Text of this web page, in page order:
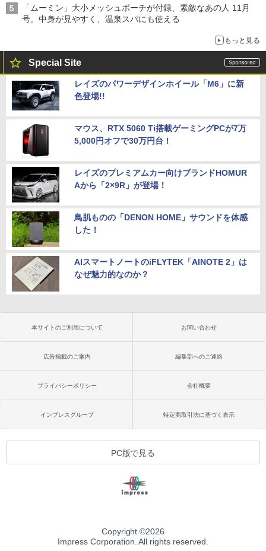
「ムーミン」大小メッシュポーチが付録、素敵なあの人 11月
号。中身が見やすく、温泉スパにも使える
もっと見る
Special Site
レイズのパワーデザインホイール「M6」に新
色登場!!
マウス、RTX 5060 Ti搭載ゲーミングPCが7万
5,000円オフで30万円台！
レイズのプレミアムカー向けブランドHOMUR
Aから「2×9R」が登場！
鳥肌ものの「DENON HOME」サウンドを体感
した！
AIスマートノートのiFLYTEK「AINOTE 2」は
なぜ魅力的なのか？
本サイトのご利用について お問い合わせ
広告掲載のご案内 編集部へのご連絡
プライバシーポリシー 会社概要
インプレスグループ 特定商取引法に基づく表示
PC版で見る
Copyright ©2026
Impress Corporation. All rights reserved.